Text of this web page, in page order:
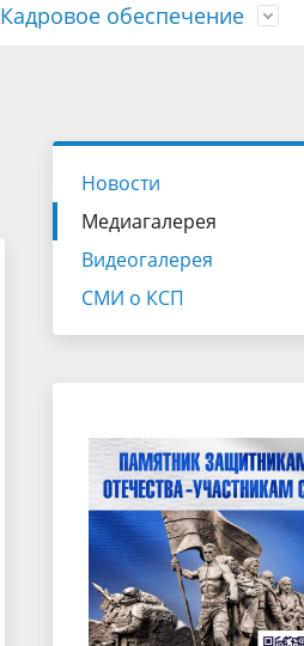
Контакты
экспертно-аналитических
мероприятиях
Экспертно-консультативный совет
Законотворчество
о результатах рассмотрения
обращений и принятых мерах
Кадровое обеспечение
Новости
Медиагалерея
Видеогалерея
СМИ о КСП